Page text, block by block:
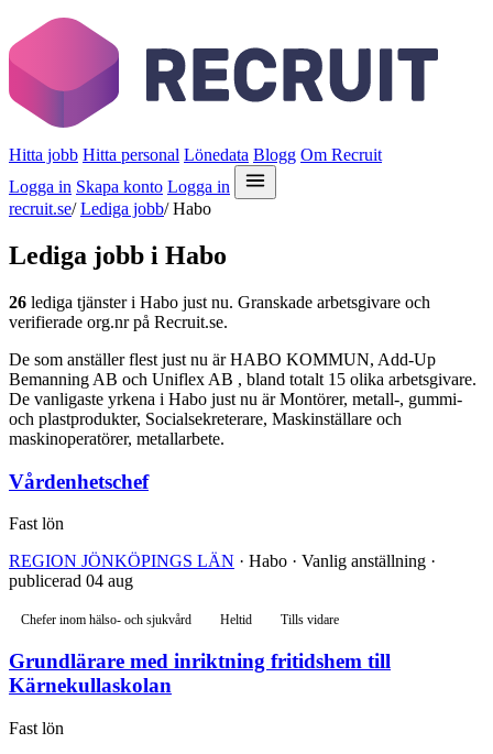
Hitta jobb Hitta personal Lönedata Blogg Om Recruit
Logga in Skapa konto Logga in
recruit.se/ Lediga jobb/ Habo
Lediga jobb i Habo
26 lediga tjänster i Habo just nu. Granskade arbetsgivare och
verifierade org.nr på Recruit.se.
De som anställer flest just nu är HABO KOMMUN, Add-Up
Bemanning AB och Uniflex AB , bland totalt 15 olika arbetsgivare.
De vanligaste yrkena i Habo just nu är Montörer, metall-, gummi-
och plastprodukter, Socialsekreterare, Maskinställare och
maskinoperatörer, metallarbete.
Vårdenhetschef
Fast lön
REGION JÖNKÖPINGS LÄN · Habo · Vanlig anställning ·
publicerad 04 aug
Chefer inom hälso- och sjukvård Heltid Tills vidare
Grundlärare med inriktning fritidshem till
Kärnekullaskolan
Fast lön